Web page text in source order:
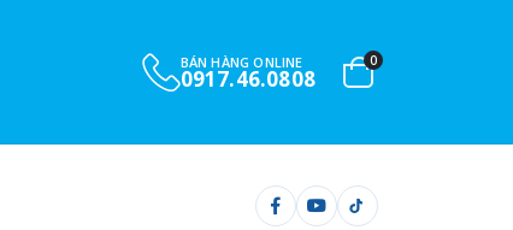
BÁN HÀNG ONLINE
0917.46.0808
0